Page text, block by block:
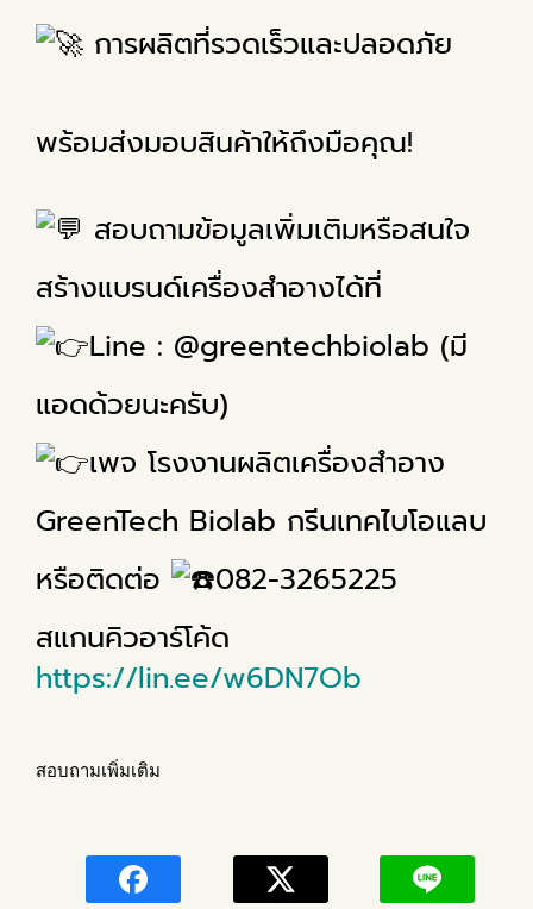
การผลิตที่รวดเร็วและปลอดภัย
พร้อมส่งมอบสินค้าให้ถึงมือคุณ!
สอบถามข้อมูลเพิ่มเติมหรือสนใจ
สร้างแบรนด์เครื่องสำอางได้ที่
Line : @greentechbiolab (มี
แอดด้วยนะครับ)
เพจ โรงงานผลิตเครื่องสำอาง
GreenTech Biolab กรีนเทคไบโอแลบ
หรือติดต่อ
082-3265225
สแกนคิวอาร์โค้ด
https://lin.ee/w6DN7Ob
สอบถามเพิ่มเติม